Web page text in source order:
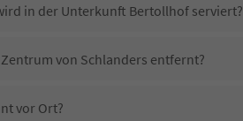
in der Unterkunft Bertollhof serviert?
von Schlanders entfernt?
vor Ort?